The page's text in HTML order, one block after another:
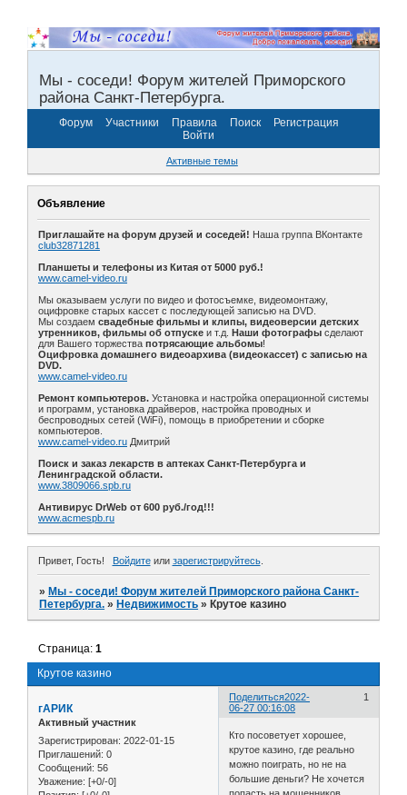
Мы - соседи! Форум жителей Приморского
района Санкт-Петербурга.
Форум Участники Правила Поиск
Регистрация
Войти
Активные темы
Объявление
Приглашайте на форум друзей и соседей! Наша группа ВКонтакте
club32871281
Планшеты и телефоны из Китая от 5000 руб.!
www.camel-video.ru
Мы оказываем услуги по видео и фотосъемке, видеомонтажу,
оцифровке старых кассет с последующей записью на DVD.
Мы создаем свадебные фильмы и клипы, видеоверсии детских
утренников, фильмы об отпуске и т.д. Наши фотографы сделают
для Вашего торжества потрясающие альбомы!
Оцифровка домашнего видеоархива (видеокассет) с записью на
DVD.
www.camel-video.ru
Ремонт компьютеров. Установка и настройка операционной системы
и программ, установка драйверов, настройка проводных и
беспроводных сетей (WiFi), помощь в приобретении и сборке
компьютеров.
www.camel-video.ru Дмитрий
Поиск и заказ лекарств в аптеках Санкт-Петербурга и
Ленинградской области.
www.3809066.spb.ru
Антивирус DrWeb от 600 руб./год!!!
www.acmespb.ru
Привет, Гость! Войдитеили зарегистрируйтесь.
» Мы - соседи! Форум жителей Приморского района Санкт-
Петербурга. » Недвижимость » Крутое казино
Крутое казино
Страница:1
Поделиться 1
2022-
06-27 00:16:08
гАРИК
Активный участник
Зарегистрирован: 2022-01-15
Приглашений: 0
Сообщений: 56
Уважение: [+0/-0]
Кто посоветует хорошее,
крутое казино, где реально
можно поиграть, но не на
большие деньги? Не хочется